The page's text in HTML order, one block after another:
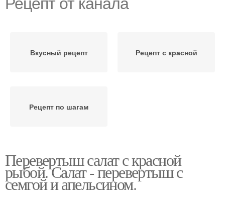
Вкусный рецепт Рецепт с красной
Рецепт по шагам
Перевертыш салат с красной
рыбой. Салат - перевертыш с
семгой и апельсином.